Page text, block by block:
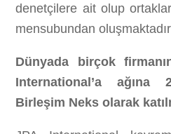
denetçilere ait olup
mensubundan
Dünyada birçok
International’a ağına
Birleşim Neks olarak